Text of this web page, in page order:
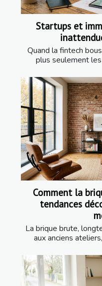
Startups et
Quand la fintech
plus seulement
Comment la
tendances
La brique brute,
aux anciens